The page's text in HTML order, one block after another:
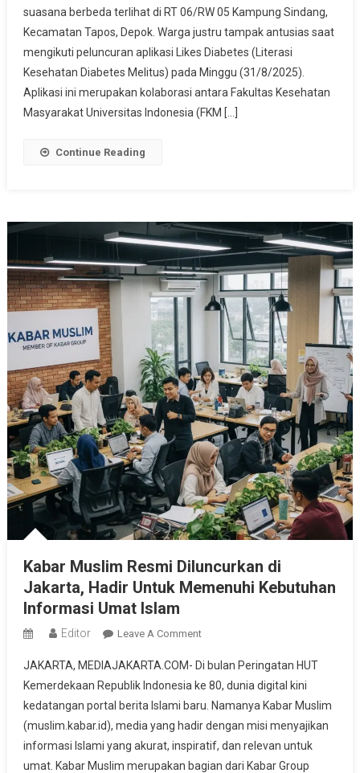
Dan
IKTJ
Rilis
Aplikasi
Edukasi
Diabetes
suasana berbeda terlihat di RT 06/RW 05 Kampung Sindang,
Kecamatan Tapos, Depok. Warga justru tampak antusias saat
mengikuti peluncuran aplikasi Likes Diabetes (Literasi
Kesehatan Diabetes Melitus) pada Minggu (31/8/2025).
Aplikasi ini merupakan kolaborasi antara Fakultas Kesehatan
Masyarakat Universitas Indonesia (FKM […]
Continue Reading
Kabar Muslim Resmi Diluncurkan di
Jakarta, Hadir Untuk Memenuhi Kebutuhan
Informasi Umat Islam
Editor Leave A CommentOn
Muslim
Resmi
Diluncurkan
Di
Jakarta,
Hadir
JAKARTA, MEDIAJAKARTA.COM- Di bulan Peringatan HUT
Kemerdekaan Republik Indonesia ke 80, dunia digital kini
kedatangan portal berita Islami baru. Namanya Kabar Muslim
(muslim.kabar.id), media yang hadir dengan misi menyajikan
informasi Islami yang akurat, inspiratif, dan relevan untuk
umat. Kabar Muslim merupakan bagian dari Kabar Group